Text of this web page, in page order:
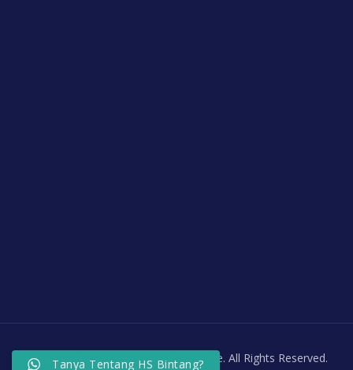
PKBM Homeschooling Bintang Theme. All Rights Reserved.
Tanya Tentang HS Bintang?